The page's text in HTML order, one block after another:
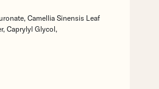
Camellia Sinensis Leaf
Caprylyl Glycol,